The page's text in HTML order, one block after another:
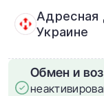
Адресная
Украине
Обмен и